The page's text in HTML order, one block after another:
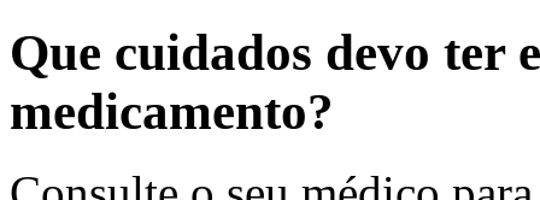
Que cuidados devo ter
medicamento?